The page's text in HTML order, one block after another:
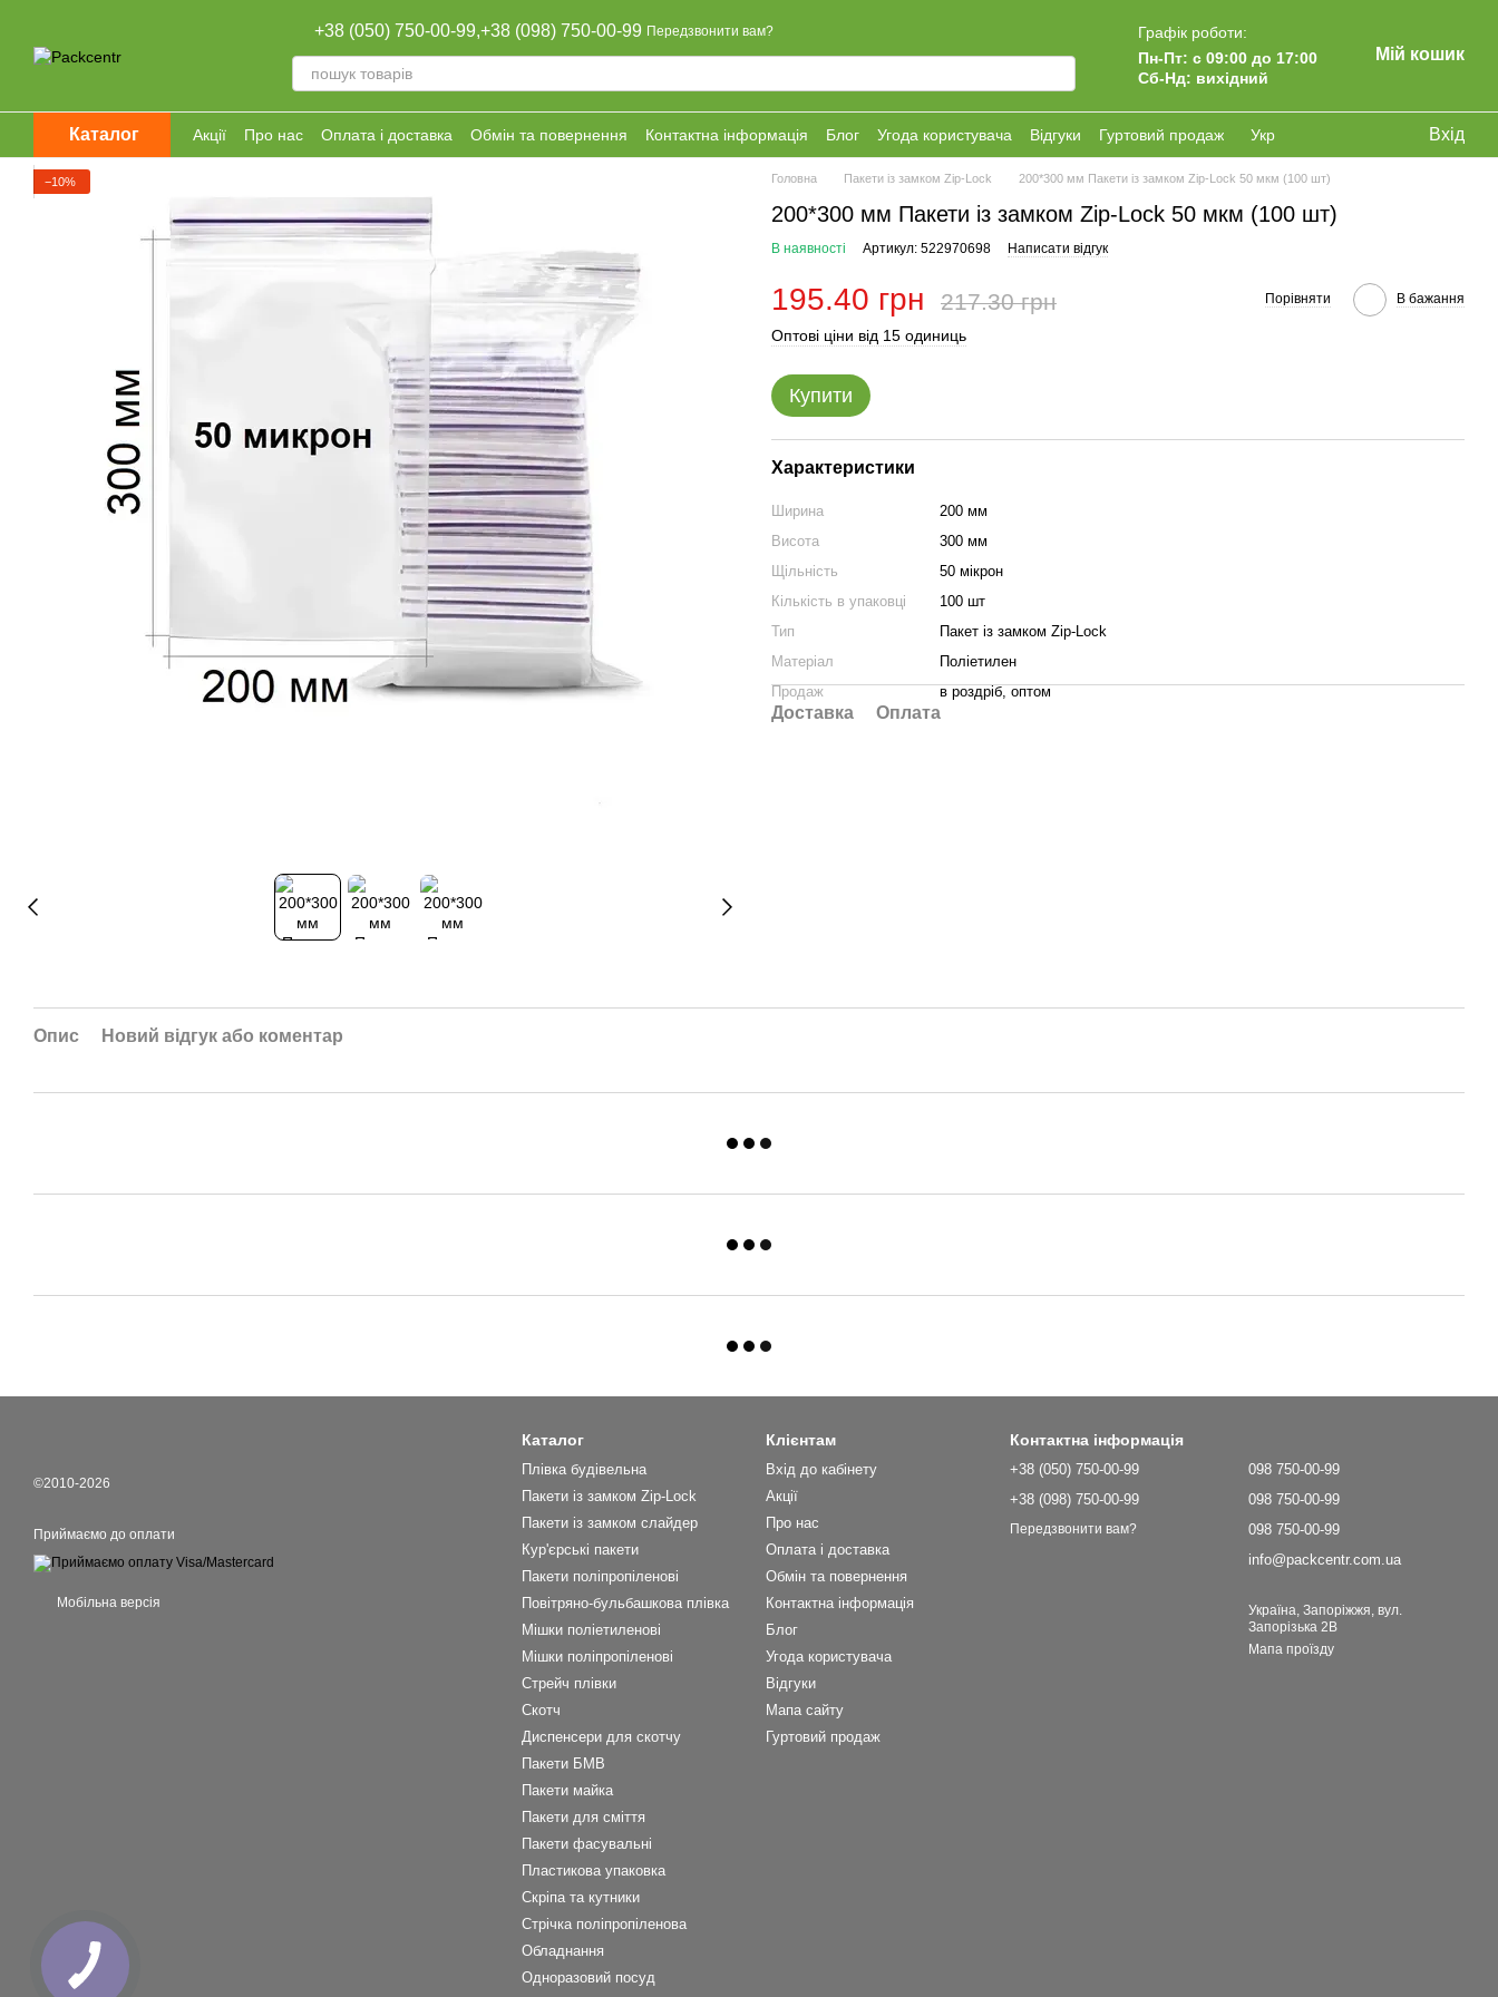
+38 (050) 750-00-99,+38 (098) 750-00-99 Передзвонити вам?
Графік роботи:
Пн-Пт: с 09:00 до 17:00
Сб-Нд: вихідний
Мій кошик
Каталог Акції Про нас Оплата і доставка Обмін та повернення Контактна інформація Блог Угода користувача Відгуки Гуртовий продаж Укр Вхід
−10% Головна Пакети із замком Zip-Lock 200*300 мм Пакети із замком Zip-Lock 50 мкм (100 шт)
200*300 мм Пакети із замком Zip-Lock 50 мкм (100 шт)
В наявності Артикул: 522970698 Написати відгук
195.40 грн 217.30 грн Порівняти В бажання
Оптові ціни від 15 одиниць
Купити
Характеристики
Ширина
200 мм
Висота
300 мм
Щільність
50 мікрон
Кількість в упаковці
100 шт
Тип
Пакет із замком Zip-Lock
Матеріал
Поліетилен
Продаж
в роздріб, оптом
Доставка Оплата
Опис Новий відгук або коментар
©2010-2026
Приймаємо до оплати
Мобільна версія
Каталог
Плівка будівельна
Пакети із замком Zip-Lock
Пакети із замком слайдер
Кур'єрські пакети
Пакети поліпропіленові
Повітряно-бульбашкова плівка
Мішки поліетиленові
Мішки поліпропіленові
Стрейч плівки
Скотч
Диспенсери для скотчу
Пакети БМВ
Пакети майка
Пакети для сміття
Пакети фасувальні
Пластикова упаковка
Скріпа та кутники
Стрічка поліпропіленова
Обладнання
Одноразовий посуд
Клієнтам
Вхід до кабінету
Акції
Про нас
Оплата і доставка
Обмін та повернення
Контактна інформація
Блог
Угода користувача
Відгуки
Мапа сайту
Гуртовий продаж
Контактна інформація
+38 (050) 750-00-99
+38 (098) 750-00-99
Передзвонити вам?
098 750-00-99
098 750-00-99
098 750-00-99
info@packcentr.com.ua
Україна, Запоріжжя, вул.
Запорізька 2В
Мапа проїзду